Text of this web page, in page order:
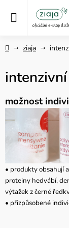
Domůziaja
možnost
• produkty obsahují
proteiny hedvábí,
výtažek z černé
• přizpůsobené